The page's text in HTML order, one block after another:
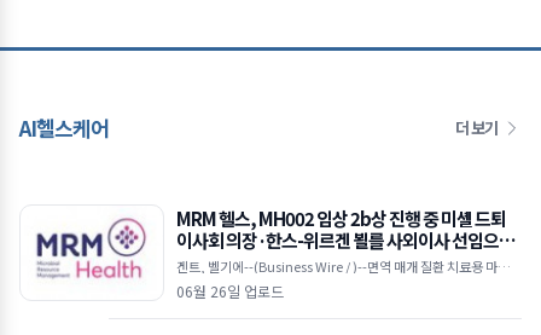
AI헬스케어 더 보기
MRM 헬스, MH002 임상 2b상 진행 중 미셸 드퇴
이사회 의장·한스-위르겐 뵐를 사외이사 선임으로
이사회 강화
겐트, 벨기에--(Business Wire / )--면역 매개 질환 치료용 마이크
로바이옴 기반 치료제를 개발 중인 임상 단계 바이오텍인 MRM 헬
06월 26일 업로드